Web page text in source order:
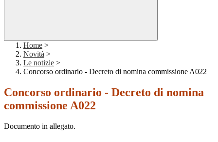
Home >
Novità >
Le notizie >
Concorso ordinario - Decreto di nomina commissione A022
Concorso ordinario - Decreto di nomina
commissione A022
Documento in allegato.